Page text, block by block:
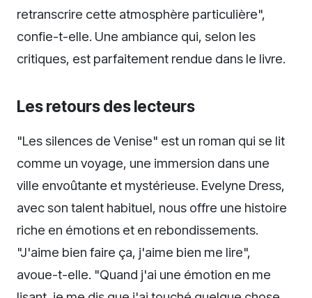
retranscrire cette atmosphère particulière",
confie-t-elle. Une ambiance qui, selon les
critiques, est parfaitement rendue dans le livre.
Les retours des lecteurs
"Les silences de Venise" est un roman qui se lit
comme un voyage, une immersion dans une
ville envoûtante et mystérieuse. Evelyne Dress,
avec son talent habituel, nous offre une histoire
riche en émotions et en rebondissements.
"J'aime bien faire ça, j'aime bien me lire",
avoue-t-elle. "Quand j'ai une émotion en me